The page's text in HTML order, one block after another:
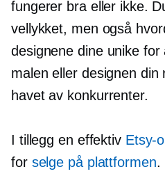
fungerer bra eller ikke.
vellykket, men også
designene dine unike for
malen eller designen
havet av konkurrenter.
I tillegg en effektiv Etsy-
for selge på plattformen.